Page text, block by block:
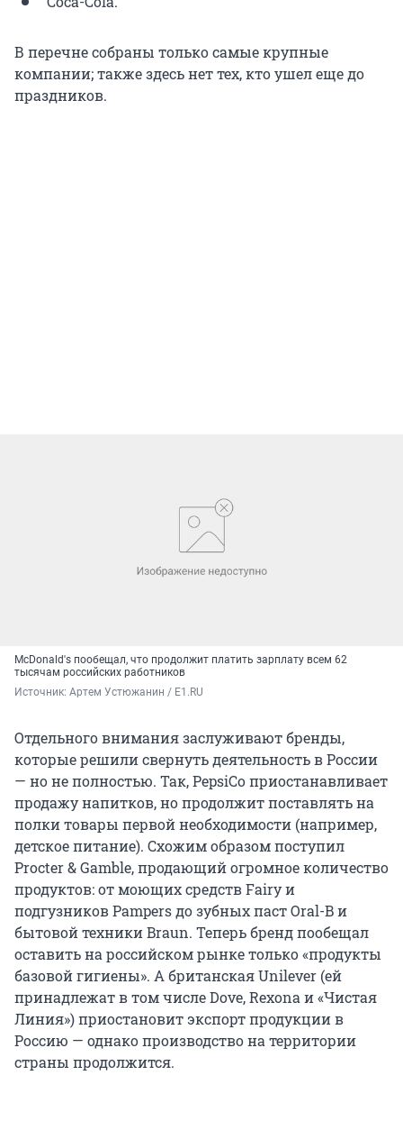
В перечне собраны только самые крупные
компании; также здесь нет тех, кто ушел еще до
праздников.
McDonald's пообещал, что продолжит платить зарплату всем 62
тысячам российских работников
Источник: Артем Устюжанин / E1.RU
Отдельного внимания заслуживают бренды,
которые решили свернуть деятельность в России
— но не полностью. Так, PepsiCo приостанавливает
продажу напитков, но продолжит поставлять на
полки товары первой необходимости (например,
детское питание). Схожим образом поступил
Procter & Gamble, продающий огромное количество
продуктов: от моющих средств Fairy и
подгузников Pampers до зубных паст Oral-B и
бытовой техники Braun. Теперь бренд пообещал
оставить на российском рынке только «продукты
базовой гигиены». А британская Unilever (ей
принадлежат в том числе Dove, Rexona и «Чистая
Линия») приостановит экспорт продукции в
Россию — однако производство на территории
страны продолжится.